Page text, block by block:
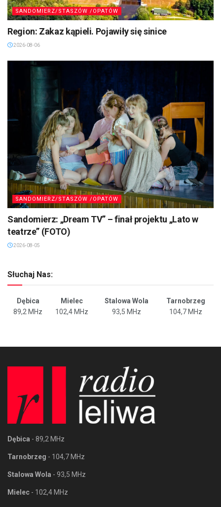
SANDOMIERZ/STASZÓW /OPATÓW
Region: Zakaz kąpieli. Pojawiły się sinice
2026-08-06
SANDOMIERZ/STASZÓW /OPATÓW
Sandomierz: „Dream TV” – finał projektu „Lato w
teatrze” (FOTO)
2026-08-05
Słuchaj Nas:
Dębica Mielec Stalowa Wola
Tarnobrzeg
89,2 MHz
102,4 MHz 93,5 MHz 104,7 MHz
Dębica - 89,2 MHz
Tarnobrzeg - 104,7 MHz
Stalowa Wola - 93,5 MHz
Mielec - 102,4 MHz